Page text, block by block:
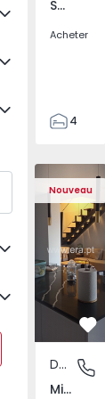
Sá Carneiro, Bragança
Acheter
4
2
Nouveau
T3 Mirandela
Duplex T3
Duplex
Mirandela, Bragança